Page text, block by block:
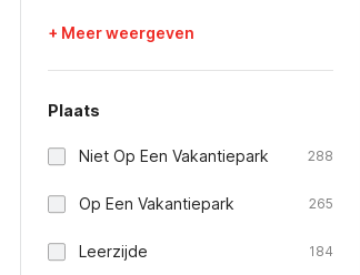
+ Meer weergeven
Plaats
Niet Op Een Vakantiepark 288
Op Een Vakantiepark 265
Leerzijde 184